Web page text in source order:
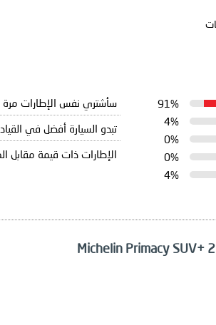
91%
4%
0%
0%
4%
سأشتري نفس الإطارات
تبدو السيارة أفضل في
الإطارات ذات قيمة مقابل